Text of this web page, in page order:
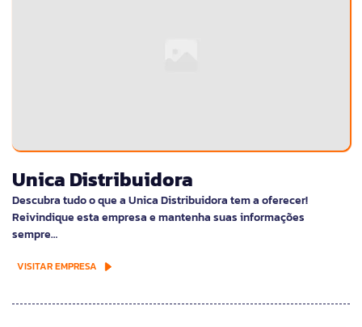
Unica Distribuidora
Descubra tudo o que a Unica Distribuidora tem a oferecer!
Reivindique esta empresa e mantenha suas informações
sempre…
VISITAR EMPRESA